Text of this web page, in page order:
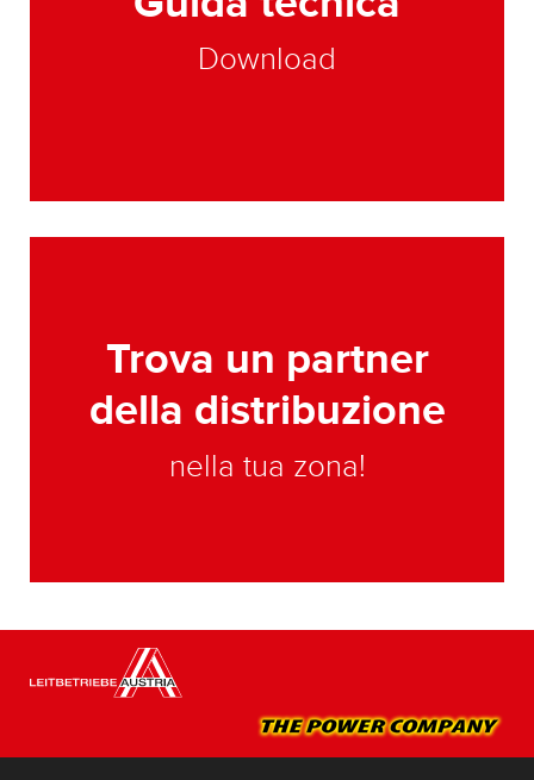
Download
Trova un partner
della distribuzione
nella tua zona!